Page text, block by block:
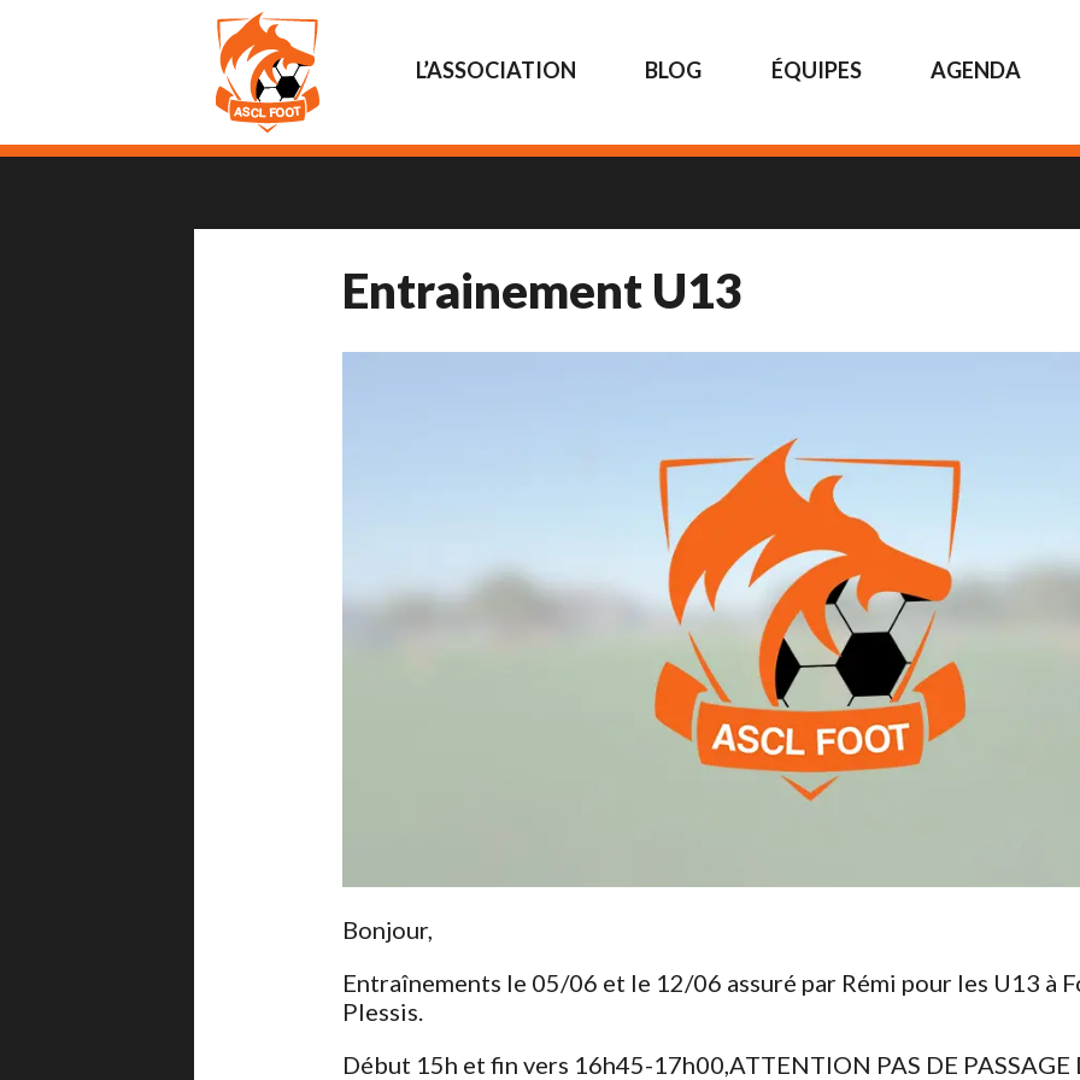
L’ASSOCIATION BLOG ÉQUIPES AGENDA
Entrainement U13
Bonjour,
Entraînements le 05/06 et le 12/06 assuré par Rémi pour les U13 à
Plessis.
Début 15h et fin vers 16h45-17h00,ATTENTION PAS DE PASSAGE